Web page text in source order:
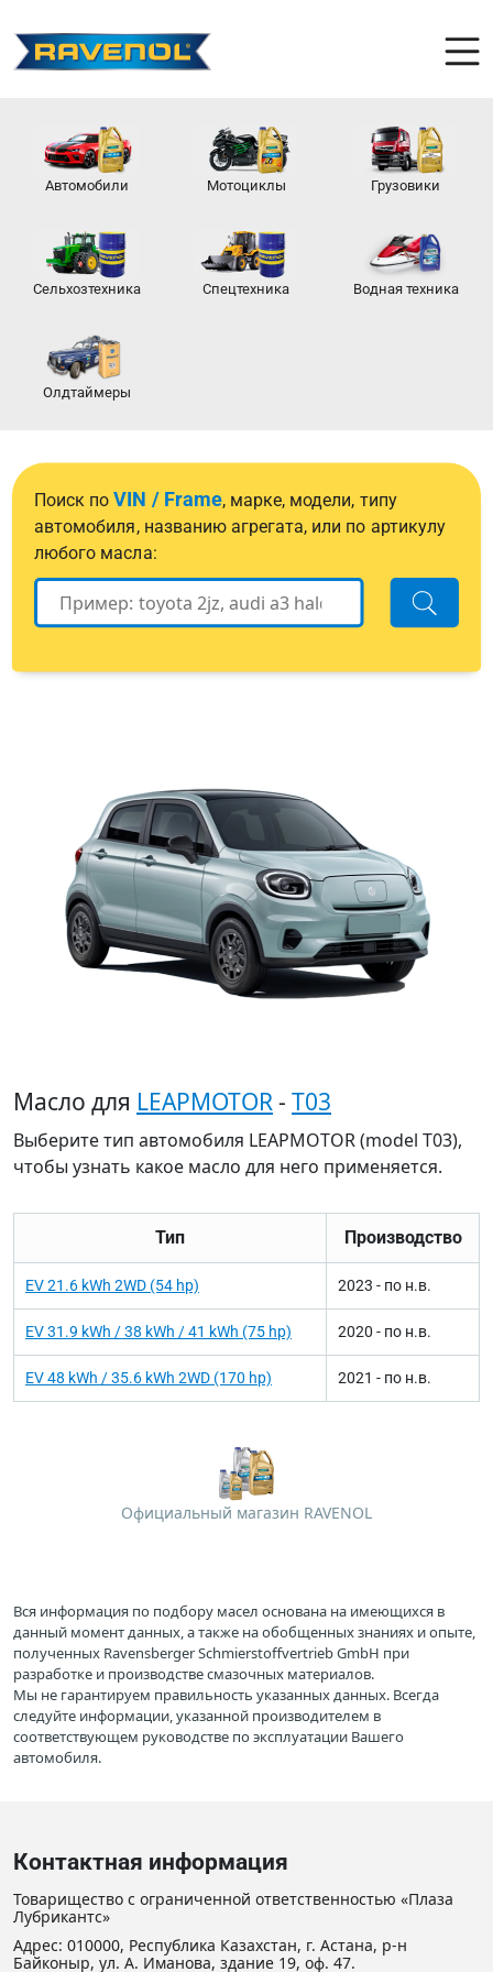
Автомобили Мотоциклы Грузовики
Сельхозтехника Спецтехника Водная техника
Олдтаймеры
Поиск поVIN / Frame, марке, модели, типу
автомобиля, названию агрегата, или по артикулу
любого масла:
Масло для LEAPMOTOR- T03
Выберите тип автомобиля LEAPMOTOR (model T03),
чтобы узнать какое масло для него применяется.
Тип Производство
EV 21.6 kWh 2WD (54 hp) 2023 - по н.в.
EV 31.9 kWh / 38 kWh / 41 kWh (75 hp) 2020 - по н.в.
EV 48 kWh / 35.6 kWh 2WD (170 hp) 2021 - по н.в.
Официальный магазин RAVENOL
Вся информация по подбору масел основана на имеющихся в
данный момент данных, а также на обобщенных знаниях и опыте,
полученных Ravensberger Schmierstoffvertrieb GmbH при
разработке и производстве смазочных материалов.
Мы не гарантируем правильность указанных данных. Всегда
следуйте информации, указанной производителем в
соответствующем руководстве по эксплуатации Вашего
автомобиля.
Контактная информация
Товарищество с ограниченной ответственностью «Плаза
Лубрикантс»
Адрес: 010000, Республика Казахстан, г. Астана, р-н
Байконыр, ул. А. Иманова, здание 19, оф. 47.